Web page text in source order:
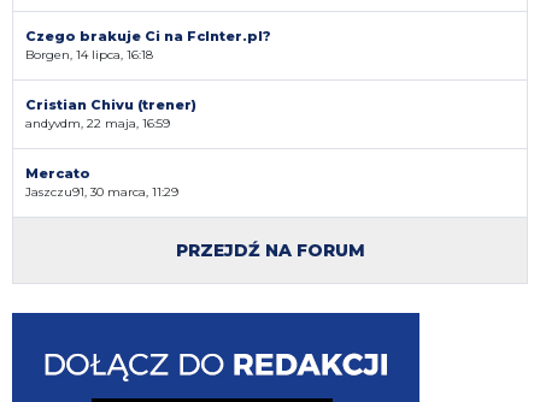
Czego brakuje Ci na FcInter.pl?
Borgen, 14 lipca, 16:18
Cristian Chivu (trener)
andyvdm, 22 maja, 16:59
Mercato
Jaszczu91, 30 marca, 11:29
PRZEJDŹ NA FORUM